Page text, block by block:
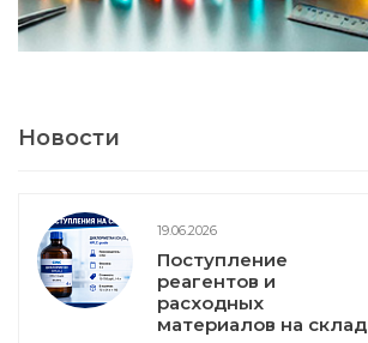
Новости
19.06.2026
Поступление
реагентов и
расходных
материалов на склад